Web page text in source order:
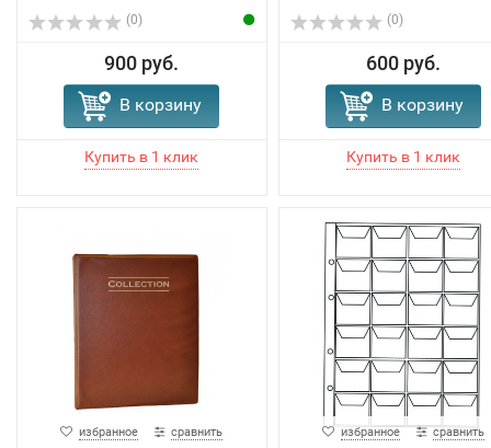
(0)
900 руб.
В корзину
(0)
600 руб.
В корзину
избранное сравнить избранное сравнить